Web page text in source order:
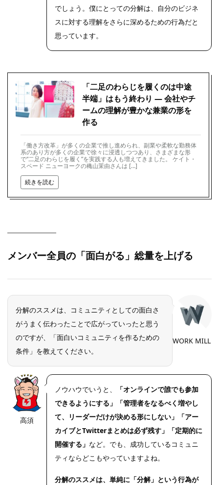
でしょう。僕にとっての分解は、自分のビジネ
スに対する理解をさらに深めるための行為だと
思っています。
「二足のわらじを履くのは中途
半端」はもう終わり ― 会社やチ
ームの理解が豊かな兼業の形を
作る
「働き方改革」が多くの企業で推し進められ、副業や柔軟な勤務体
系のあり方が多くの企業で徐々に浸透しつつあり、さまざまな形
で“二足のわらじを履く”を実践する人も増えてきました。 ケイト・
スペード ニューヨークの穐山茉由さんは […]
続きを読む
メンバー全員の「面白がる」総量を上げる
分解のススメは、コミュニティとしての面白さ
がうまく伝わったことで広がっていったと思う
のですが、「面白いコミュニティを作るための
条件」を教えてください。
WORK MILL
https://riseph
高須
ノウハウでいうと、
「オンラインで誰でも参加
できるようにする」「管理者をなるべく増やし
て、リーダーだけが決める形にしない」「アー
カイブとTwitterまとめは必ず残す」「定期的に
開催する」 など。でも、成功しているコミュニ
ティならどこもやっていますよね。
分解のススメは、単純に「分解」という行為が